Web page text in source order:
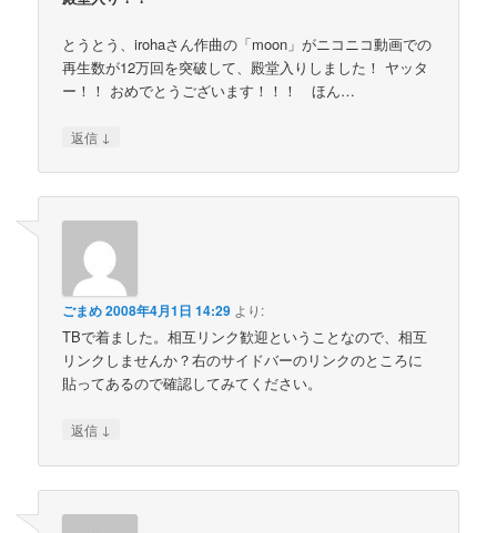
とうとう、irohaさん作曲の「moon」がニコニコ動画での
再生数が12万回を突破して、殿堂入りしました！ ヤッタ
ー！！ おめでとうございます！！！ ほん…
返信 ↓
ごまめ2008年4月1日 14:29 より:
TBで着ました。相互リンク歓迎ということなので、相互
リンクしませんか？右のサイドバーのリンクのところに
貼ってあるので確認してみてください。
返信 ↓